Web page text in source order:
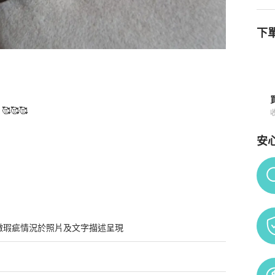
安
知
疵情況於照片及文字描述呈現